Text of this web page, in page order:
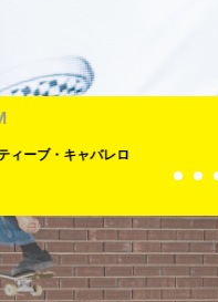
COLUMN: FRICKS KICKS
スモールカンパニー VS ビッグマネー